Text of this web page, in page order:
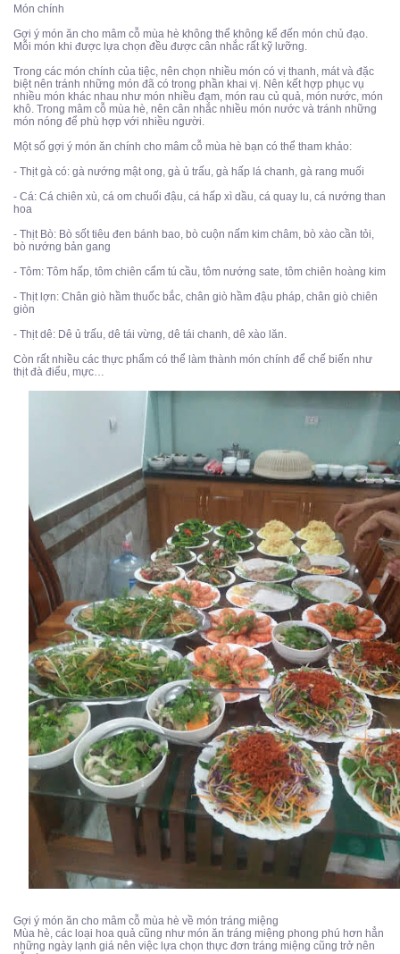
Món chính
Gợi ý món ăn cho mâm cỗ mùa hè không thể không kể đến món chủ đạo.
Mỗi món khi được lựa chọn đều được cân nhắc rất kỹ lưỡng.
Trong các món chính của tiệc, nên chọn nhiều món có vị thanh, mát và đặc
biệt nên tránh những món đã có trong phần khai vị. Nên kết hợp phục vụ
nhiều món khác nhau như món nhiều đạm, món rau củ quả, món nước, món
khô. Trong mâm cỗ mùa hè, nên cân nhắc nhiều món nước và tránh những
món nóng để phù hợp với nhiều người.
Một số gợi ý món ăn chính cho mâm cỗ mùa hè bạn có thể tham khảo:
- Thịt gà có: gà nướng mật ong, gà ủ trấu, gà hấp lá chanh, gà rang muối
- Cá: Cá chiên xù, cá om chuối đậu, cá hấp xì dầu, cá quay lu, cá nướng than
hoa
- Thịt Bò: Bò sốt tiêu đen bánh bao, bò cuộn nấm kim châm, bò xào cần tỏi,
bò nướng bản gang
- Tôm: Tôm hấp, tôm chiên cẩm tú cầu, tôm nướng sate, tôm chiên hoàng kim
- Thịt lợn: Chân giò hầm thuốc bắc, chân giò hầm đậu pháp, chân giò chiên
giòn
- Thịt dê: Dê ủ trấu, dê tái vừng, dê tái chanh, dê xào lăn.
Còn rất nhiều các thực phẩm có thể làm thành món chính để chế biến như
thịt đà điểu, mực…
Gợi ý món ăn cho mâm cỗ mùa hè về món tráng miệng
Mùa hè, các loại hoa quả cũng như món ăn tráng miệng phong phú hơn hẳn
những ngày lạnh giá nên việc lựa chọn thực đơn tráng miệng cũng trở nên